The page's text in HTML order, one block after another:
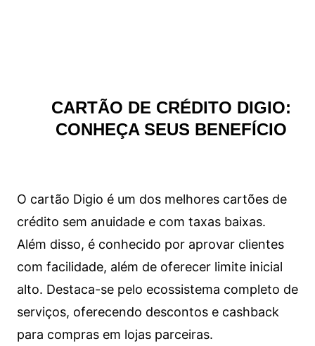
CARTÃO DE CRÉDITO DIGIO:
CONHEÇA SEUS BENEFÍCIO
O cartão Digio é um dos melhores cartões de
crédito sem anuidade e com taxas baixas.
Além disso, é conhecido por aprovar clientes
com facilidade, além de oferecer limite inicial
alto. Destaca-se pelo ecossistema completo de
serviços, oferecendo descontos e cashback
para compras em lojas parceiras.